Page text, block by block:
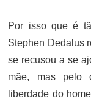
Por isso que é
Stephen Dedalus
se recusou a se
mãe, mas pelo
liberdade do